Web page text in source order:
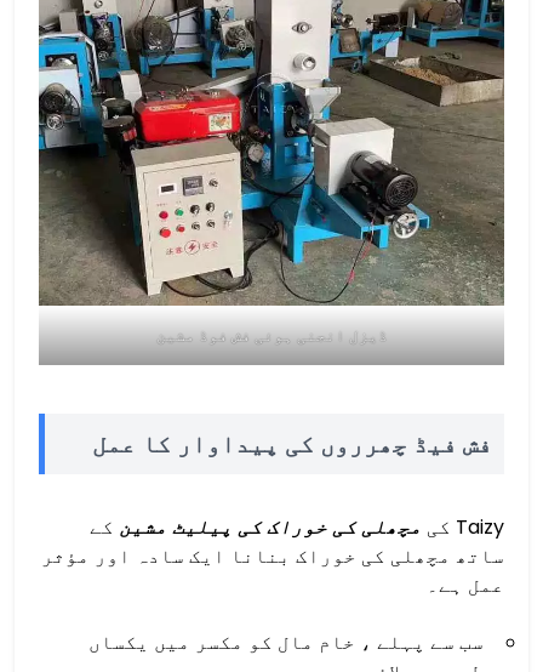
ڈیزل انجنی ہوئی فش فوڈ مشین
فش فیڈ چھرروں کی پیداوار کا عمل
Taizy کی مچھلی کی خوراک کی پیلیٹ مشین کے
ساتھ مچھلی کی خوراک بنانا ایک سادہ اور مؤثر
عمل ہے۔
سب سے پہلے ، خام مال کو مکسر میں یکساں